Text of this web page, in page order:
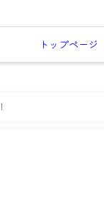
トップページ